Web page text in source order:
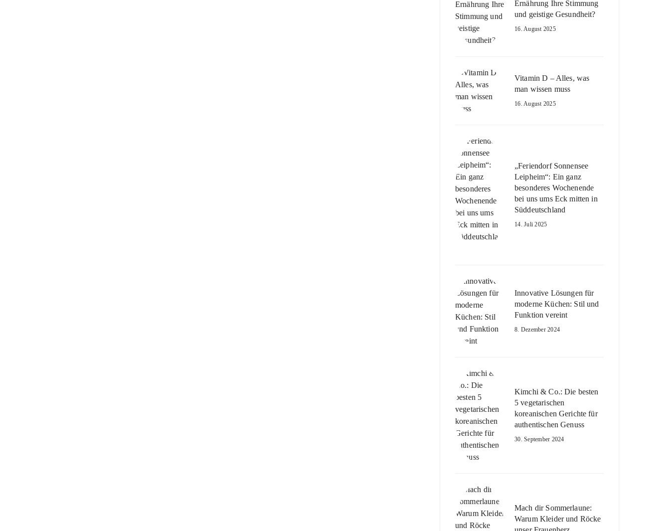
Ernährung Ihre Stimmung
und geistige Gesundheit?
16. August 2025
Vitamin D – Alles, was
man wissen muss
16. August 2025
„Feriendorf Sonnensee
Leipheim“: Ein ganz
besonderes Wochenende
bei uns ums Eck mitten in
Süddeutschland
14. Juli 2025
Innovative Lösungen für
moderne Küchen: Stil und
Funktion vereint
8. Dezember 2024
Kimchi & Co.: Die besten
5 vegetarischen
koreanischen Gerichte für
authentischen Genuss
30. September 2024
Mach dir Sommerlaune:
Warum Kleider und Röcke